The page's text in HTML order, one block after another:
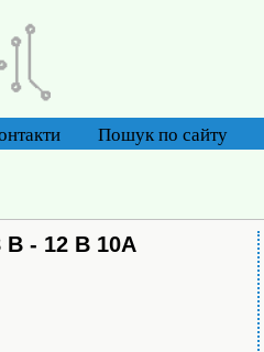
Пошук по сайту
В - 12 В 10А